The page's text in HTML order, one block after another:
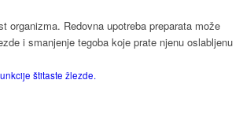
organizma. Redovna upotreba preparata može
i smanjenje tegoba koje prate njenu oslabljenu
štitaste žlezde.